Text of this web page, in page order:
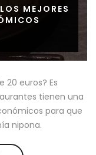
MEJORES
20 euros? Es
tienen una
para que
nipona.